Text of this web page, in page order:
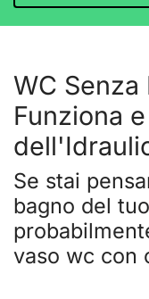
WC
Funziona
Se stai
bagno del
vaso wc con